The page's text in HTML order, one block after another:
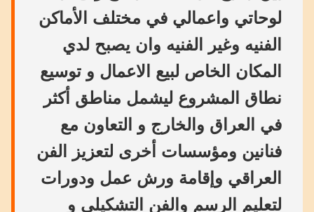
لوحاتي واعمالي في مختلف الأماكن
الفنيه وغير الفنيه وان يصبح لدي
المكان الخاص لبيع الاعمال و توسيع
نطاق المشروع ليشمل مناطق أكثر
في العراق والخارج و التعاون مع
فنانين ومؤسسات أخرى لتعزيز الفن
العراقي وإقامة ورش عمل ودورات
لتعليم الرسم والفن التشكيلي و